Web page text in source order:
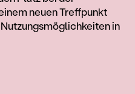
neuen Treffpunkt
in